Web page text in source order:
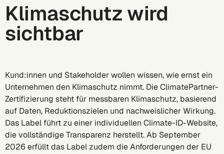
Klimaschutz wird
sichtbar
Kund:innen und Stakeholder wollen wissen, wie ernst ein
Unternehmen den Klimaschutz nimmt. Die ClimatePartner-
Zertifizierung steht für messbaren Klimaschutz, basierend
auf Daten, Reduktionszielen und nachweislicher Wirkung.
Das Label führt zu einer individuellen Climate-ID-Website,
die vollständige Transparenz herstellt. Ab September
2026 erfüllt das Label zudem die Anforderungen der EU